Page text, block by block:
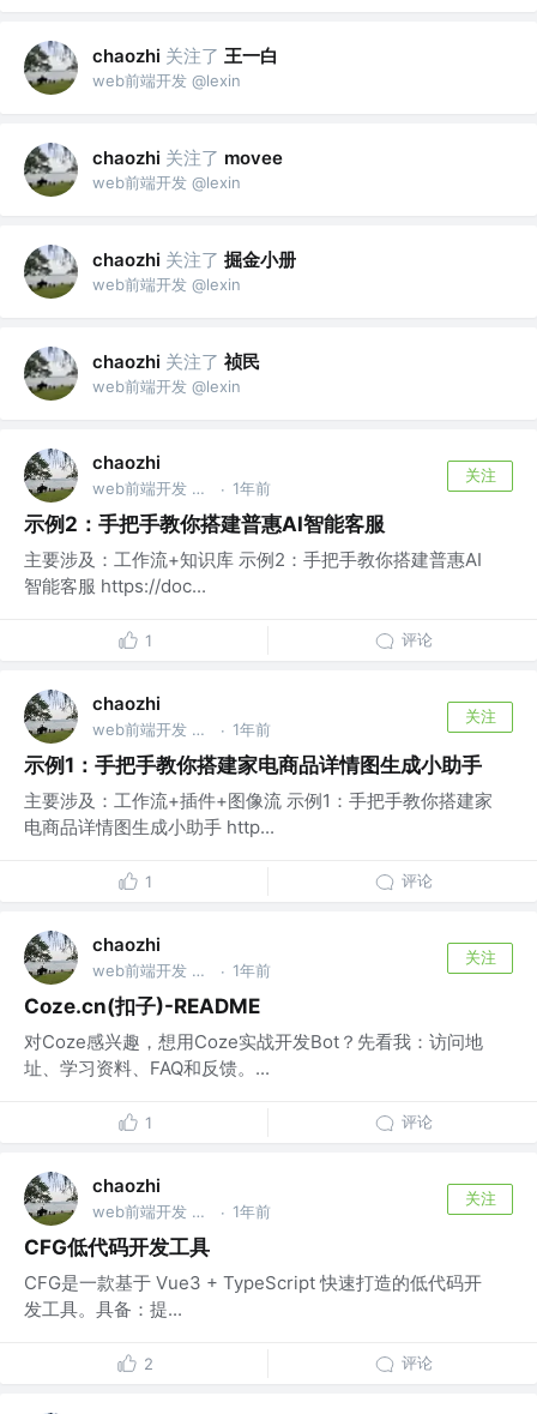
chaozhi 关注了 王一白
web前端开发 @lexin
chaozhi 关注了 movee
web前端开发 @lexin
chaozhi 关注了 掘金小册
web前端开发 @lexin
chaozhi 关注了 祯民
web前端开发 @lexin
chaozhi
web前端开发 @lexin · 1年前
关注
示例2：手把手教你搭建普惠AI智能客服
主要涉及：工作流+知识库 示例2：手把手教你搭建普惠AI
智能客服 https://doc...
1 评论
chaozhi
web前端开发 @lexin · 1年前
关注
示例1：手把手教你搭建家电商品详情图生成小助手
主要涉及：工作流+插件+图像流 示例1：手把手教你搭建家
电商品详情图生成小助手 http...
1 评论
chaozhi
web前端开发 @lexin · 1年前
关注
Coze.cn(扣子)-README
对Coze感兴趣，想用Coze实战开发Bot？先看我：访问地
址、学习资料、FAQ和反馈。...
1 评论
chaozhi
web前端开发 @lexin · 1年前
关注
CFG低代码开发工具
CFG是一款基于 Vue3 + TypeScript 快速打造的低代码开
发工具。具备：提...
2 评论